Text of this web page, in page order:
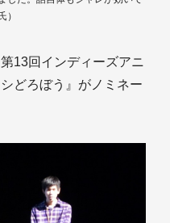
）
13回インディーズアニ
どろぼう』がノミネー